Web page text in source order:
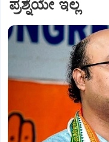
ಪ್ರಶ್ನೆಯೇ ಇಲ್ಲ